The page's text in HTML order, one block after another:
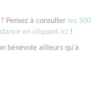
Pensez à consulter les 500
en cliquant ici !
bénévole ailleurs qu'à